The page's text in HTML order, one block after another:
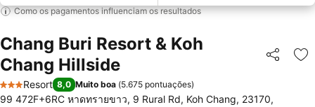
Como os pagamentos influenciam os resultados
Chang Buri Resort & Koh
Chang Hillside
Partilhar
3 Estrelas
Resort 8,0 Muito boa (5.675 pontuações)
99 472F+6RC หาดทรายขาว, 9 Rural Rd, Koh Chang, 23170,